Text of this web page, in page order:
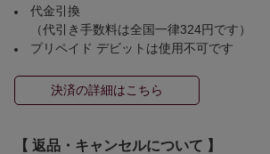
代金引換
（代引き手数料は全国一律324円です）
プリペイド デビットは使用不可です
決済の詳細はこちら
【 返品・キャンセルについて 】